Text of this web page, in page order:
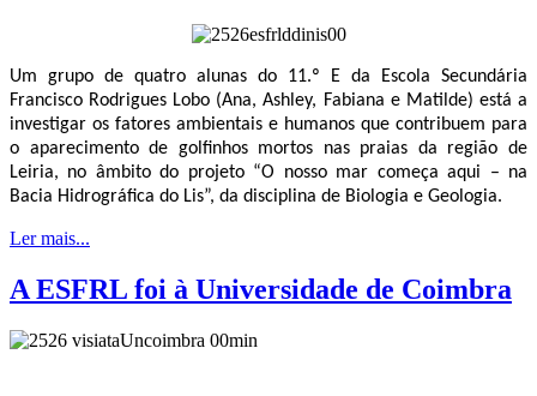
Um grupo de quatro alunas do 11.º E da Escola Secundária
Francisco Rodrigues Lobo (Ana, Ashley, Fabiana e Matilde) está a
investigar os fatores ambientais e humanos que contribuem para
o aparecimento de golfinhos mortos nas praias da região de
Leiria, no âmbito do projeto “O nosso mar começa aqui – na
Bacia Hidrográfica do Lis”, da disciplina de Biologia e Geologia.
Ler mais...
A ESFRL foi à Universidade de Coimbra